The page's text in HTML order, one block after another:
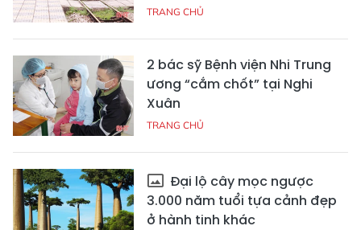
TRANG CHỦ
2 bác sỹ Bệnh viện Nhi Trung
ương “cắm chốt” tại Nghi
Xuân
TRANG CHỦ
Đại lộ cây mọc ngược
3.000 năm tuổi tựa cảnh đẹp
ở hành tinh khác